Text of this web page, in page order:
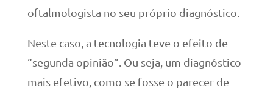
oftalmologista no seu próprio diagnóstico.
Neste caso, a tecnologia teve o efeito de
“segunda opinião”. Ou seja, um diagnóstico
mais efetivo, como se fosse o parecer de